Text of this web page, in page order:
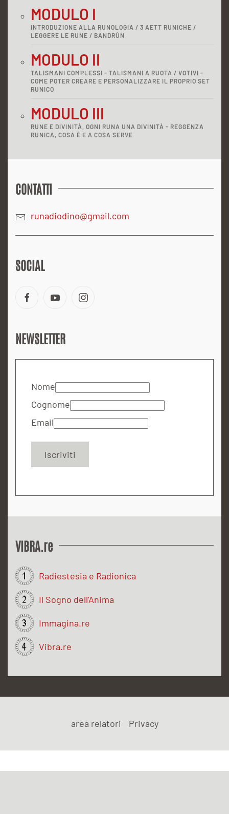
MODULO I
INTRODUZIONE ALLA RUNOLOGIA / 3 AETT RUNICHE /
LEGGERE LE RUNE / BANDRÙN
MODULO II
TALISMANI COMPLESSI - TALISMANI A RUOTA / VOTIVI -
COME POTER CREARE E PERSONALIZZARE IL PROPRIO SET
RUNICO
MODULO III
RUNE E DIVINITÀ, OGNI RUNA UNA DIVINITÀ - REGGENZA
RUNICA, COSA È E A COSA SERVE
CONTATTI
runadiodino@gmail.com
SOCIAL
NEWSLETTER
Nome
Cognome
Email
VIBRA.re
Radiestesia e Radionica
Il Sogno dell'Anima
Immagina.re
Vibra.re
area relatori Privacy